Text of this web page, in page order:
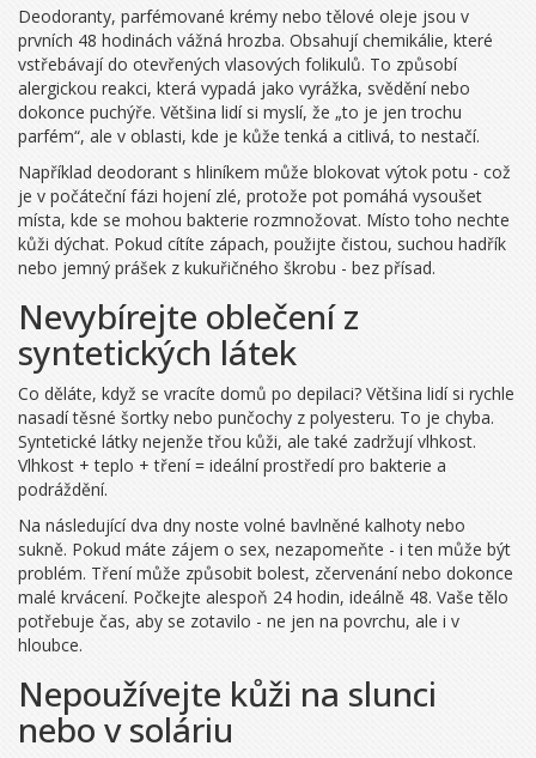
Deodoranty, parfémované krémy nebo tělové oleje jsou v
prvních 48 hodinách vážná hrozba. Obsahují chemikálie, které
vstřebávají do otevřených vlasových folikulů. To způsobí
alergickou reakci, která vypadá jako vyrážka, svědění nebo
dokonce puchýře. Většina lidí si myslí, že „to je jen trochu
parfém“, ale v oblasti, kde je kůže tenká a citlivá, to nestačí.
Například deodorant s hliníkem může blokovat výtok potu - což
je v počáteční fázi hojení zlé, protože pot pomáhá vysoušet
místa, kde se mohou bakterie rozmnožovat. Místo toho nechte
kůži dýchat. Pokud cítíte zápach, použijte čistou, suchou hadřík
nebo jemný prášek z kukuřičného škrobu - bez přísad.
Nevybírejte oblečení z
syntetických látek
Co děláte, když se vracíte domů po depilaci? Většina lidí si rychle
nasadí těsné šortky nebo punčochy z polyesteru. To je chyba.
Syntetické látky nejenže třou kůži, ale také zadržují vlhkost.
Vlhkost + teplo + tření = ideální prostředí pro bakterie a
podráždění.
Na následující dva dny noste volné bavlněné kalhoty nebo
sukně. Pokud máte zájem o sex, nezapomeňte - i ten může být
problém. Tření může způsobit bolest, zčervenání nebo dokonce
malé krvácení. Počkejte alespoň 24 hodin, ideálně 48. Vaše tělo
potřebuje čas, aby se zotavilo - ne jen na povrchu, ale i v
hloubce.
Nepoužívejte kůži na slunci
nebo v soláriu